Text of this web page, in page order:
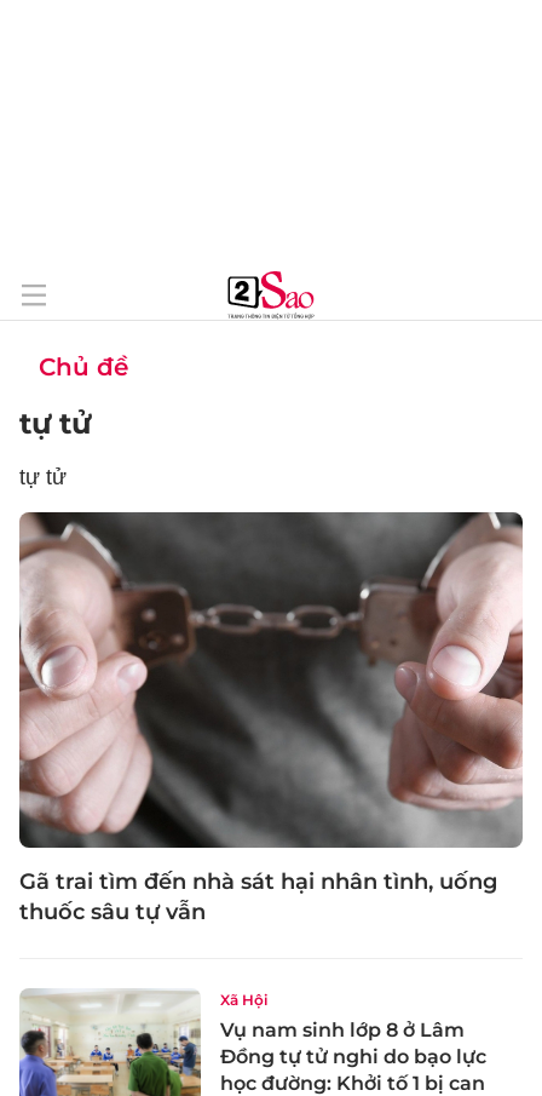
Chủ đề
tự tử
tự tử
Gã trai tìm đến nhà sát hại nhân tình, uống
thuốc sâu tự vẫn
Xã Hội
Vụ nam sinh lớp 8 ở Lâm
Đồng tự tử nghi do bạo lực
học đường: Khởi tố 1 bị can